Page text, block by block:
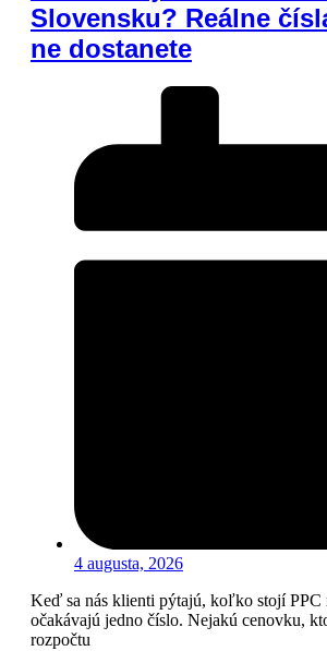
Slovensku? Reálne
ne dostanete
4 augusta, 2026
Keď sa nás klienti pýtajú, koľko stojí PPC
očakávajú jedno číslo. Nejakú cenovku,
rozpočtu